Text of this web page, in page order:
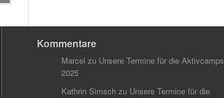
Kommentare
Marcel zu Unsere Termine für die Aktivcamps
2025
Kathrin Simsch zu Unsere Termine für die